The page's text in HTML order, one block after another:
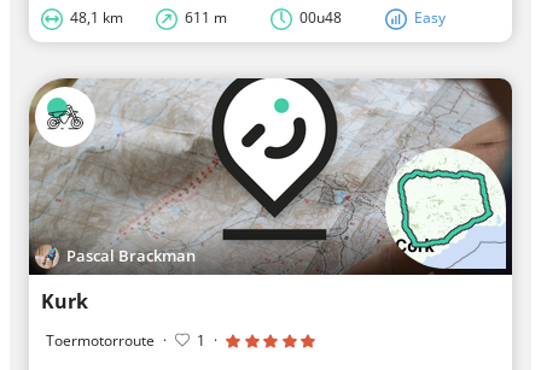
48,1 km 611 m 00u48 Easy
Pascal Brackman
Kurk
Toermotorroute · 1 ·